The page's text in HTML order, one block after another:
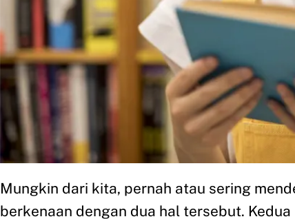
Mungkin dari kita, pernah atau sering
berkenaan dengan dua hal tersebut.